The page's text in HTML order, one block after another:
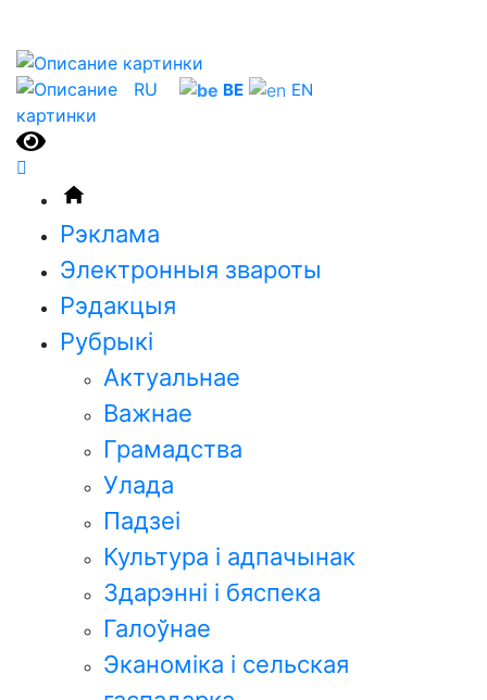
Рэклама
Электронныя звароты
Рэдакцыя
Рубрыкi
Актуальнае
Важнае
Грамадства
Улада
Падзеі
Культура і адпачынак
Здарэнні і бяспека
Галоўнае
Эканоміка і сельская
RU BE EN